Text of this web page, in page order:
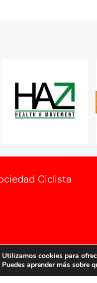
Ciclista
Utilizamos cookies para
Puedes aprender más sobre